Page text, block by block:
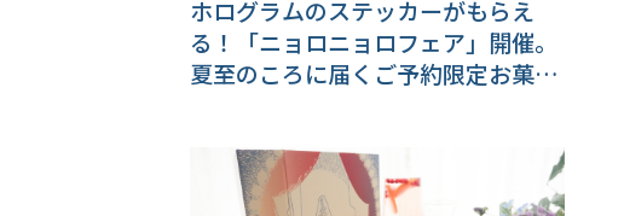
ホログラムのステッカーがもらえ
る！「ニョロニョロフェア」開催。
夏至のころに届くご予約限定お菓子